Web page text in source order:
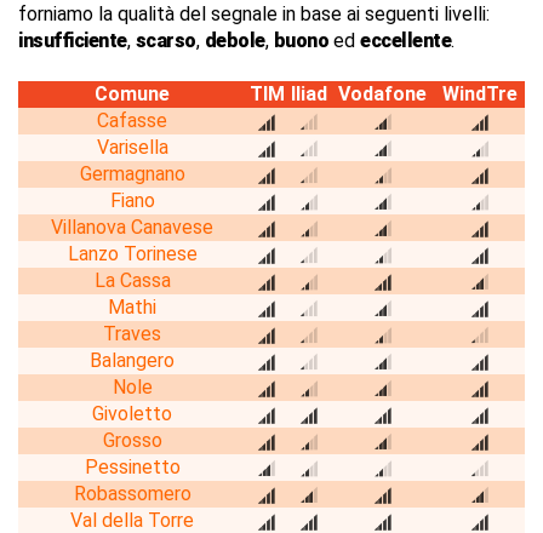
forniamo la qualità del segnale in base ai seguenti livelli:
insufficiente, scarso, debole, buono ed eccellente.
Comune TIM Iliad Vodafone
WindTre
Cafasse
Varisella
Germagnano
Fiano
Villanova Canavese
Lanzo Torinese
La Cassa
Mathi
Traves
Balangero
Nole
Givoletto
Grosso
Pessinetto
Robassomero
Val della Torre